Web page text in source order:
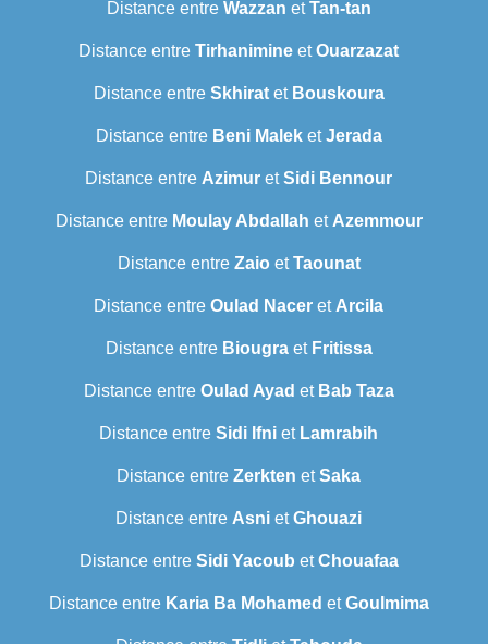
Distance entre Wazzan etTan-tan
Distance entre Tirhanimine etOuarzazat
Distance entre Skhiratet Bouskoura
Distance entre Beni MaleketJerada
Distance entre Azimur etSidi Bennour
Distance entre Moulay Abdallah et Azemmour
Distance entre Zaio etTaounat
Distance entre Oulad Nacer et Arcila
Distance entre Biougraet Fritissa
Distance entre Oulad Ayad et Bab Taza
Distance entre Sidi Ifni et Lamrabih
Distance entre Zerkten etSaka
Distance entre Asni etGhouazi
Distance entre Sidi Yacoub etChouafaa
Distance entre Karia Ba Mohamed etGoulmima